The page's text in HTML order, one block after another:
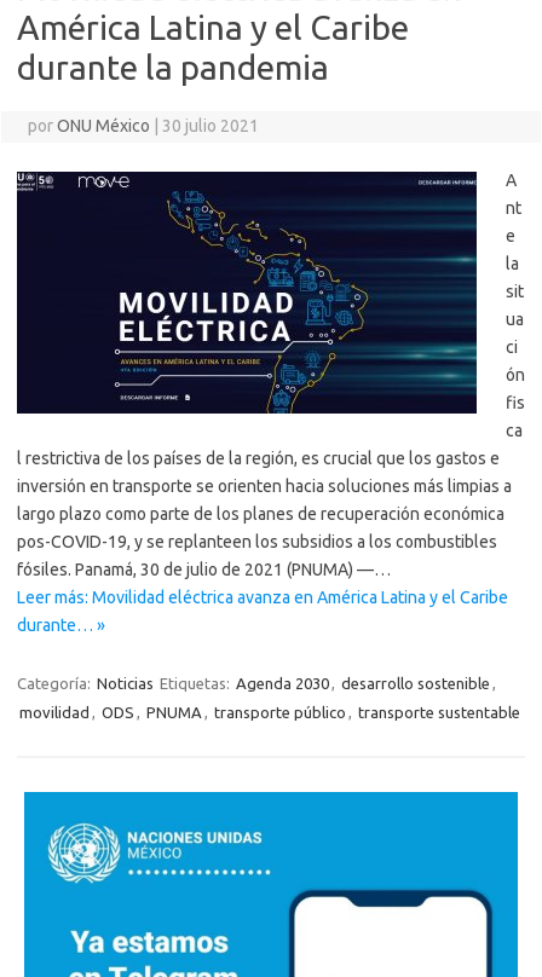
América Latina y el Caribe
durante la pandemia
porONU México 30 julio 2021
A
nt
e
la
sit
ua
ci
ón
fis
ca
l restrictiva de los países de la región, es crucial que los gastos e
inversión en transporte se orienten hacia soluciones más limpias a
largo plazo como parte de los planes de recuperación económica
pos-COVID-19, y se replanteen los subsidios a los combustibles
fósiles. Panamá, 30 de julio de 2021 (PNUMA) —…
Leer más: Movilidad eléctrica avanza en América Latina y el Caribe
durante… »
Categoría: Noticias Etiquetas: Agenda 2030, desarrollo sostenible ,
movilidad , ODS , PNUMA , transporte público , transporte sustentable